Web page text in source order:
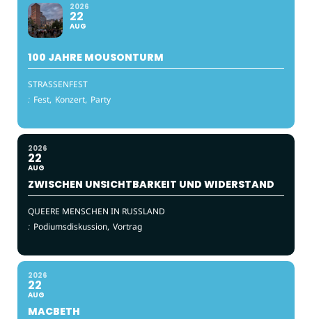
2026
22
AUG
100 JAHRE MOUSONTURM
STRASSENFEST
: Fest, Konzert, Party
2026
22
AUG
ZWISCHEN UNSICHTBARKEIT UND WIDERSTAND
QUEERE MENSCHEN IN RUSSLAND
: Podiumsdiskussion, Vortrag
2026
22
AUG
MACBETH